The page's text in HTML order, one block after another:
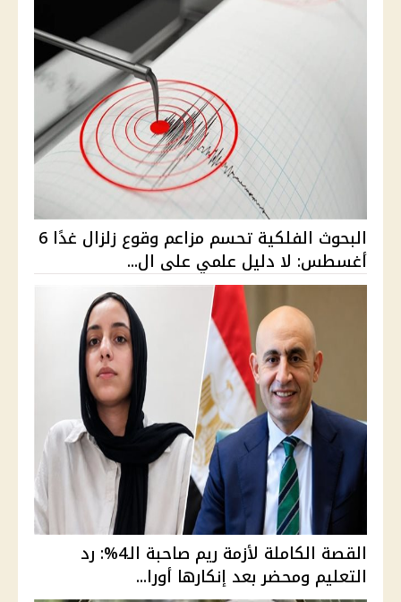
البحوث الفلكية تحسم مزاعم وقوع زلزال غدًا 6
أغسطس: لا دليل علمي على ال...
القصة الكاملة لأزمة ريم صاحبة الـ4%: رد
التعليم ومحضر بعد إنكارها أورا...